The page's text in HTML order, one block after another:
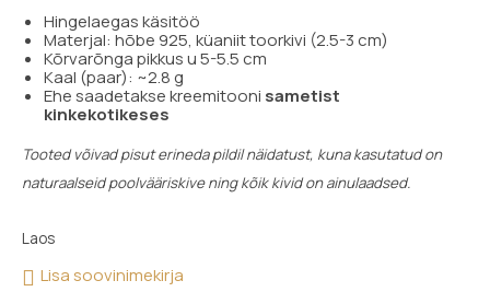
Hingelaegas käsitöö
Materjal: hõbe 925, küaniit toorkivi (2.5-3 cm)
Kõrvarõnga pikkus u 5-5.5 cm
Kaal (paar): ~2.8 g
Ehe saadetakse kreemitooni sametist
kinkekotikeses
Tooted võivad pisut erineda pildil näidatust, kuna kasutatud on
naturaalseid poolvääriskive ning kõik kivid on ainulaadsed.
Laos
Lisa soovinimekirja